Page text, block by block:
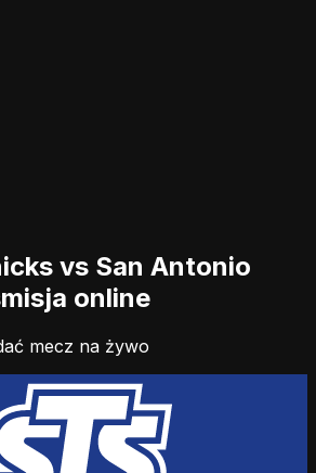
vs San Antonio
online
mecz na żywo